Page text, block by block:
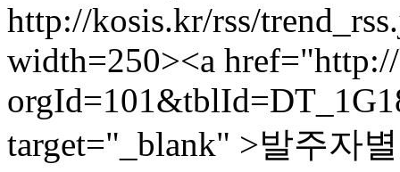
http://kosis.kr/rss/
width=250><a
target="_blank" >발주자